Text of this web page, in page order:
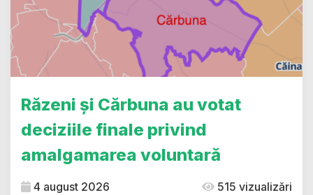
Răzeni și Cărbuna au votat
deciziile finale privind
amalgamarea voluntară
4 august 2026 515 vizualizări